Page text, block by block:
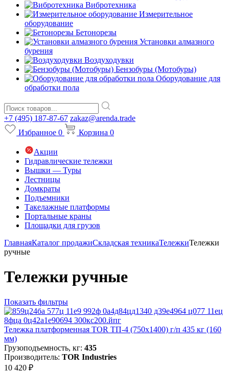
Вибротехника
Измерительное
оборудование
Бетонорезы
Установки алмазного
бурения
Воздуходувки
Бензобуры (Мотобуры)
Оборудование для
обработки пола
+7 (495) 187-87-67 zakaz@arenda.trade
Избранное 0 Корзина 0
Акции
Гидравлические тележки
Вышки — Туры
Лестницы
Домкраты
Подъемники
Такелажные платформы
Портальные краны
Площадки для грузов
ГлавнаяКаталог продажиСкладская техникаТележкиТележки
ручные
Тележки ручные
Показать фильтры
Тележка платформенная TOR ТП-4 (750х1400) г/п 435 кг (160
мм)
Грузоподъемность, кг: 435
Производитель: TOR Industries
10 420 ₽